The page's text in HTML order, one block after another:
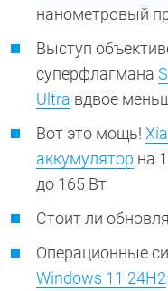
нанометровый
Выступ
суперфлагмана
Ultra вдвое
Вот это мощь!
аккумулятор на
до 165 Вт
Стоит ли
Операционные
Windows 11 24H2